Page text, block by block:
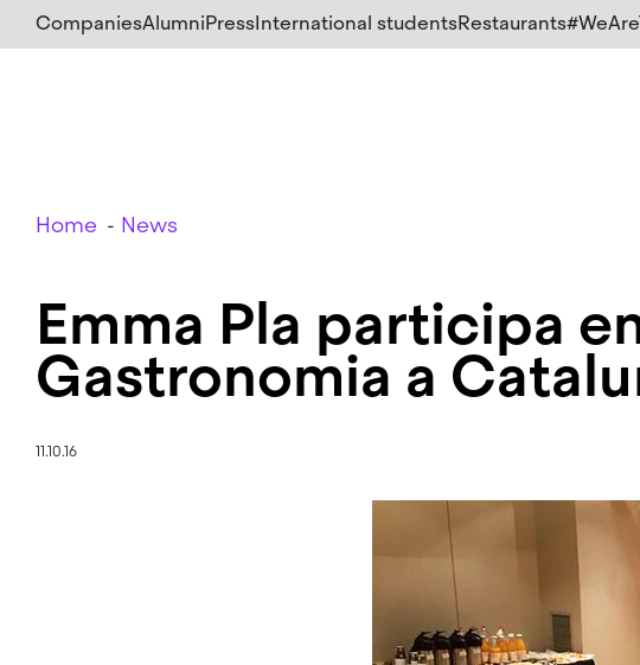
Skip
to
CompaniesAlumniPressInternational studentsRestaurants
Breadcrumb
Home News
Emma Pla participa
Gastronomia a
11.10.16